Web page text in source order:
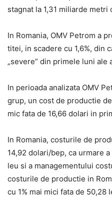
stagnat la 1,31 miliarde metri
In Romania, OMV Petrom a
titei, in scadere cu 1,6%, din
„severe” din primele luni ale
In perioada analizata OMV
grup, un cost de productie
mic fata de 16,66 dolari in
In Romania, costurile de
14,92 dolari/bep, ca urmare
leu si a managementului
costurile de productie in
cu 1% mai mici fata de